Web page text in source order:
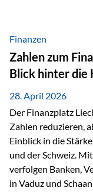
Investoren.
Herausforderungen,
langfristig durch
durch die Fähigkeit
Finanzen
Zahlen zum
Blick hinter die
28. April 2026
Der Finanzplatz
Zahlen reduzieren,
Einblick in die
und der Schweiz. Mit dem Motto „Denken in Generationen“
verfolgen Banken,
in Vaduz und